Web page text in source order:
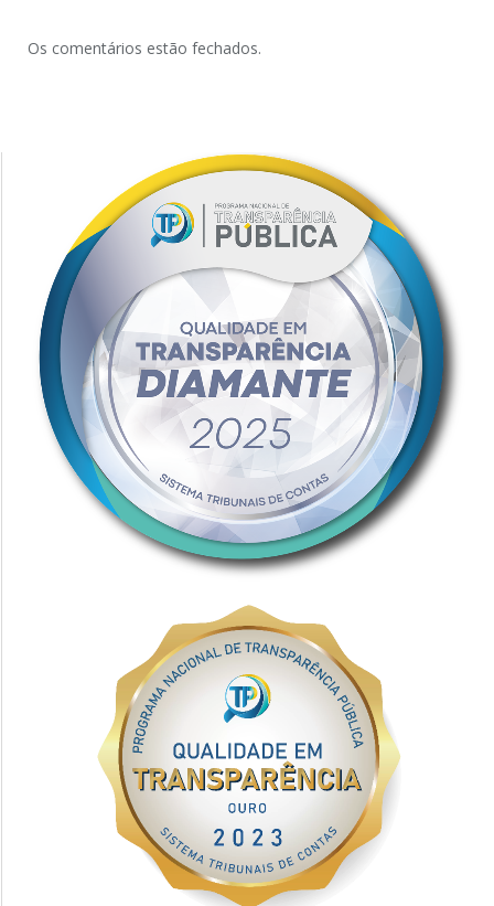
Os comentários estão fechados.